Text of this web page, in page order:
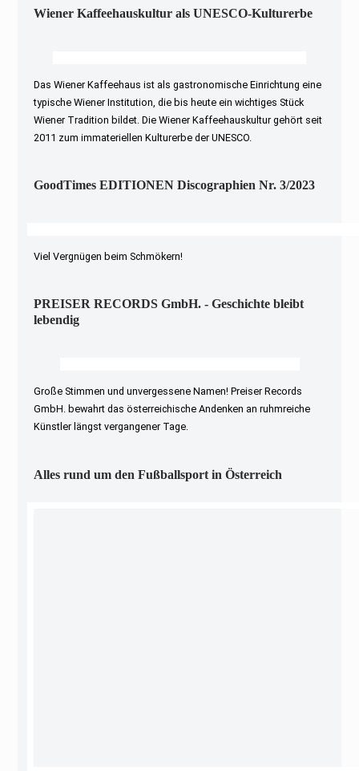
Wiener Kaffeehauskultur als UNESCO-Kulturerbe
Das Wiener Kaffeehaus ist als gastronomische Einrichtung eine
typische Wiener Institution, die bis heute ein wichtiges Stück
Wiener Tradition bildet. Die Wiener Kaffeehauskultur gehört seit
2011 zum immateriellen Kulturerbe der UNESCO.
GoodTimes EDITIONEN Discographien Nr. 3/2023
Viel Vergnügen beim Schmökern!
PREISER RECORDS GmbH. - Geschichte bleibt
lebendig
Große Stimmen und unvergessene Namen! Preiser Records
GmbH. bewahrt das österreichische Andenken an ruhmreiche
Künstler längst vergangener Tage.
Alles rund um den Fußballsport in Österreich